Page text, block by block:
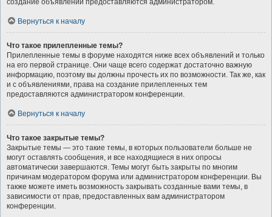
создание объявлений предоставляются администратором.
Вернуться к началу
Что такое прилепленные темы?
Прилепленные темы в форуме находятся ниже всех объявлений и только
на его первой странице. Они чаще всего содержат достаточно важную
информацию, поэтому вы должны прочесть их по возможности. Так же, как
и с объявлениями, права на создание прилепленных тем
предоставляются администратором конференции.
Вернуться к началу
Что такое закрытые темы?
Закрытые темы — это такие темы, в которых пользователи больше не
могут оставлять сообщения, и все находящиеся в них опросы
автоматически завершаются. Темы могут быть закрыты по многим
причинам модератором форума или администратором конференции. Вы
также можете иметь возможность закрывать созданные вами темы, в
зависимости от прав, предоставленных вам администратором
конференции.